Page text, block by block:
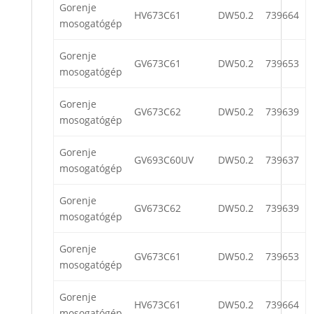
Gorenje
mosogatógép
HV673C61 DW50.2 739664
Gorenje
mosogatógép
GV673C61 DW50.2 739653
Gorenje
mosogatógép
GV673C62 DW50.2 739639
Gorenje
mosogatógép
GV693C60UV DW50.2 739637
Gorenje
mosogatógép
GV673C62 DW50.2 739639
Gorenje
mosogatógép
GV673C61 DW50.2 739653
Gorenje
HV673C61 DW50.2 739664